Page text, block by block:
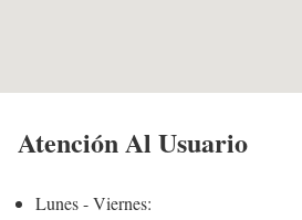
Atención Al Usuario
Lunes - Viernes: